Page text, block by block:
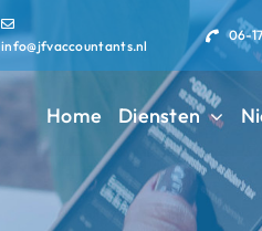
info@jfvaccountants.nl
06-
Home Diensten